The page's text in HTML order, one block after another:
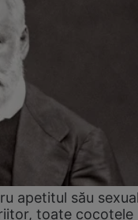
apetitul său
toate cocotele